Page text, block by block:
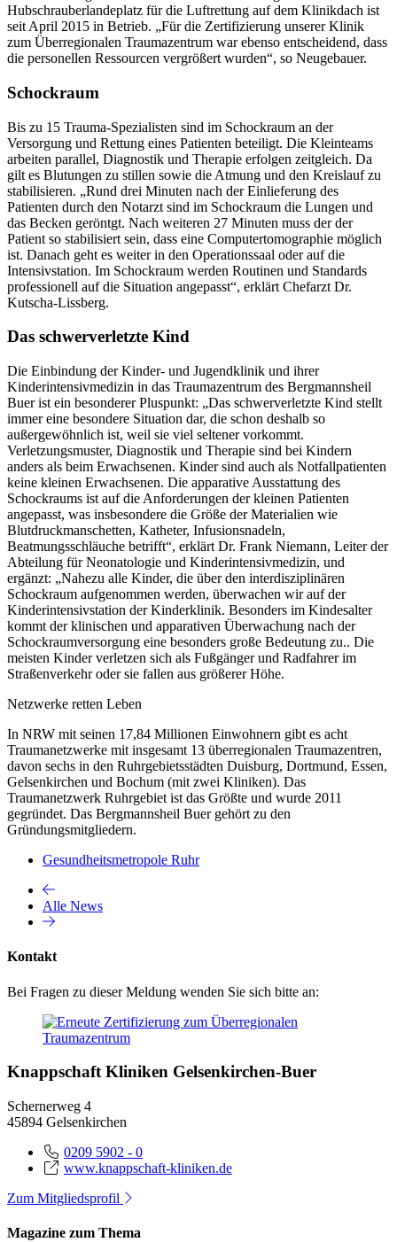
Hubschrauberlandeplatz für die Luftrettung auf dem Klinikdach ist
seit April 2015 in Betrieb. „Für die Zertifizierung unserer Klinik
zum Überregionalen Traumazentrum war ebenso entscheidend, dass
die personellen Ressourcen vergrößert wurden“, so Neugebauer.
Schockraum
Bis zu 15 Trauma-Spezialisten sind im Schockraum an der
Versorgung und Rettung eines Patienten beteiligt. Die Kleinteams
arbeiten parallel, Diagnostik und Therapie erfolgen zeitgleich. Da
gilt es Blutungen zu stillen sowie die Atmung und den Kreislauf zu
stabilisieren. „Rund drei Minuten nach der Einlieferung des
Patienten durch den Notarzt sind im Schockraum die Lungen und
das Becken geröntgt. Nach weiteren 27 Minuten muss der der
Patient so stabilisiert sein, dass eine Computertomographie möglich
ist. Danach geht es weiter in den Operationssaal oder auf die
Intensivstation. Im Schockraum werden Routinen und Standards
professionell auf die Situation angepasst“, erklärt Chefarzt Dr.
Kutscha-Lissberg.
Das schwerverletzte Kind
Die Einbindung der Kinder- und Jugendklinik und ihrer
Kinderintensivmedizin in das Traumazentrum des Bergmannsheil
Buer ist ein besonderer Pluspunkt: „Das schwerverletzte Kind stellt
immer eine besondere Situation dar, die schon deshalb so
außergewöhnlich ist, weil sie viel seltener vorkommt.
Verletzungsmuster, Diagnostik und Therapie sind bei Kindern
anders als beim Erwachsenen. Kinder sind auch als Notfallpatienten
keine kleinen Erwachsenen. Die apparative Ausstattung des
Schockraums ist auf die Anforderungen der kleinen Patienten
angepasst, was insbesondere die Größe der Materialien wie
Blutdruckmanschetten, Katheter, Infusionsnadeln,
Beatmungsschläuche betrifft“, erklärt Dr. Frank Niemann, Leiter der
Abteilung für Neonatologie und Kinderintensivmedizin, und
ergänzt: „Nahezu alle Kinder, die über den interdisziplinären
Schockraum aufgenommen werden, überwachen wir auf der
Kinderintensivstation der Kinderklinik. Besonders im Kindesalter
kommt der klinischen und apparativen Überwachung nach der
Schockraumversorgung eine besonders große Bedeutung zu.. Die
meisten Kinder verletzen sich als Fußgänger und Radfahrer im
Straßenverkehr oder sie fallen aus größerer Höhe.
Netzwerke retten Leben
In NRW mit seinen 17,84 Millionen Einwohnern gibt es acht
Traumanetzwerke mit insgesamt 13 überregionalen Traumazentren,
davon sechs in den Ruhrgebietsstädten Duisburg, Dortmund, Essen,
Gelsenkirchen und Bochum (mit zwei Kliniken). Das
Traumanetzwerk Ruhrgebiet ist das Größte und wurde 2011
gegründet. Das Bergmannsheil Buer gehört zu den
Gründungsmitgliedern.
Gesundheitsmetropole Ruhr
Alle News
Kontakt
Bei Fragen zu dieser Meldung wenden Sie sich bitte an:
Knappschaft Kliniken Gelsenkirchen-Buer
Schernerweg 4
45894 Gelsenkirchen
0209 5902 - 0
www.knappschaft-kliniken.de
Zum Mitgliedsprofil
Magazine zum Thema